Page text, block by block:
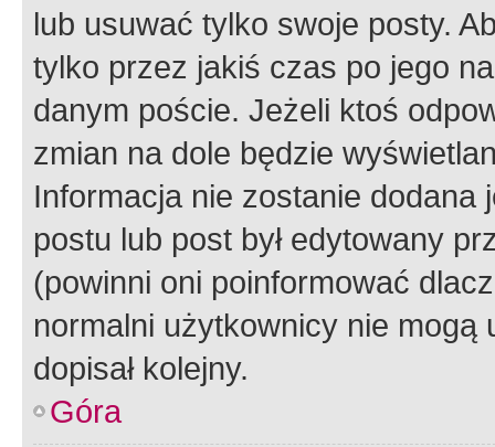
lub usuwać tylko swoje posty.
tylko przez jakiś czas po jego
danym poście. Jeżeli ktoś
zmian na dole będzie
Informacja nie zostanie dodana
postu lub post był edytowany
(powinni oni poinformować
normalni użytkownicy nie
dopisał kolejny.
Góra